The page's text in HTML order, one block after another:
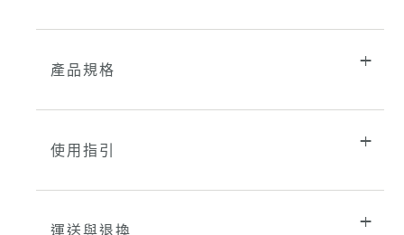
產品規格
使用指引
運送與退換